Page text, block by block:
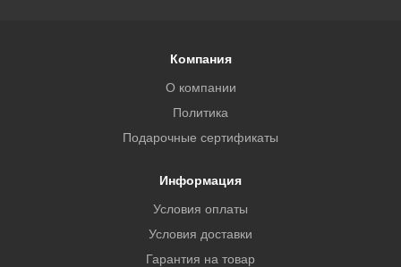
Компания
О компании
Политика
Подарочные сертификаты
Информация
Условия оплаты
Условия доставки
Гарантия на товар